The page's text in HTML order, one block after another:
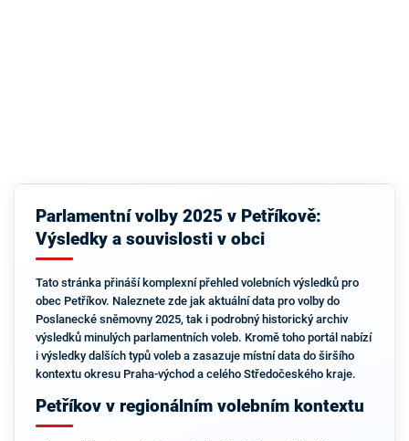
Parlamentní volby 2025 v Petříkově:
Výsledky a souvislosti v obci
Tato stránka přináší komplexní přehled volebních výsledků pro
obec Petříkov. Naleznete zde jak aktuální data pro volby do
Poslanecké sněmovny 2025, tak i podrobný historický archiv
výsledků minulých parlamentních voleb. Kromě toho portál nabízí
i výsledky dalších typů voleb a zasazuje místní data do širšího
kontextu okresu Praha-východ a celého Středočeského kraje.
Petříkov v regionálním volebním kontextu